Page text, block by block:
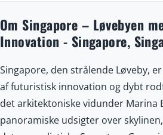
Om Singapore – Løvebyen
Innovation - Singapore,
Singapore, den strålende Løveby,
af futuristisk innovation og dybt
det arkitektoniske vidunder Marina
panoramiske udsigter over